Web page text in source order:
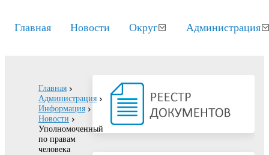
Главная Новости Округ Администрация
Главная
Администрация
Информация
Новости
Уполномоченный
по правам
человека